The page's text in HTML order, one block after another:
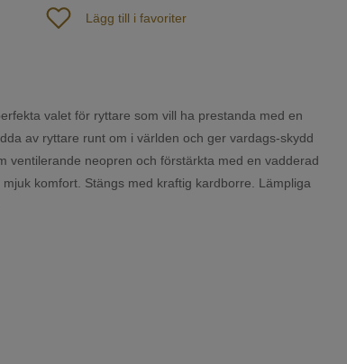
Lägg till i favoriter
valet för ryttare som vill ha prestanda med en
av ryttare runt om i världen och ger vardags-skydd
ventilerande neopren och förstärkta med en vadderad
komfort. Stängs med kraftig kardborre. Lämpliga